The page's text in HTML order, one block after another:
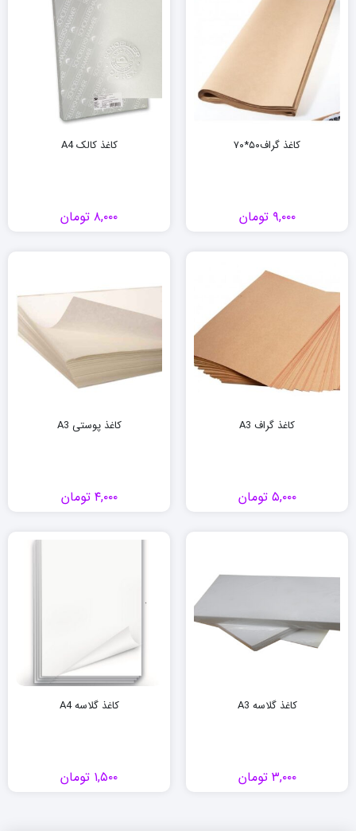
کاغذ گراف۵۰*۷۰
۹,۰۰۰ تومان
کاغذ کالک A4
۸,۰۰۰ تومان
کاغذ گراف A3
۵,۰۰۰ تومان
کاغذ پوستی A3
۴,۰۰۰ تومان
کاغذ گلاسه A3
۳,۰۰۰ تومان
کاغذ گلاسه A4
۱,۵۰۰ تومان